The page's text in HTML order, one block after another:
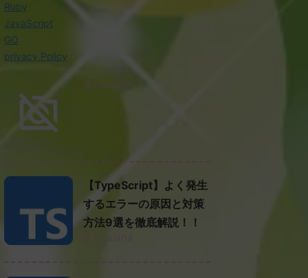
Ruby
JavaScript
GO
privacy Policy
2024/5/16
【TypeScript】よく発生
するエラーの原因と対策
方法9選を徹底解説！！